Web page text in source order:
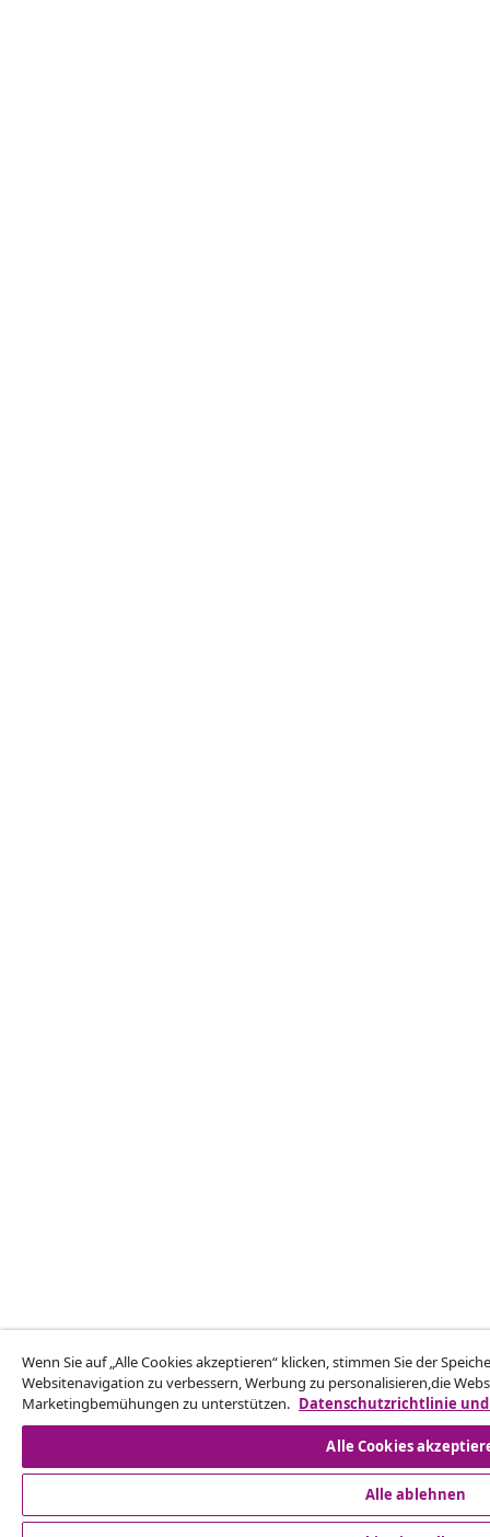
Wenn Sie auf „Alle Cookies akzeptieren“ klicken, stimmen Sie der
Websitenavigation zu verbessern, Werbung zu personalisieren,die
Marketingbemühungen zu unterstützen. Datenschutzrichtlinie und
Alle Cookies
Alle ablehnen